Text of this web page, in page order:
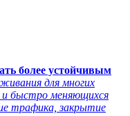
более устойчивым
для многих
и быстро меняющихся
трафика, закрытие